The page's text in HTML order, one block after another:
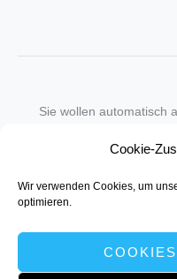
Cookie-
Wir verwenden Cookies, um
optimieren.
Lichtreklamehersteller
Sie wollen automatisch
in unseren
Senden Sie für ein